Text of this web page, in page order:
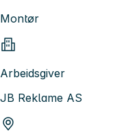
Montør
Arbeidsgiver
JB Reklame AS